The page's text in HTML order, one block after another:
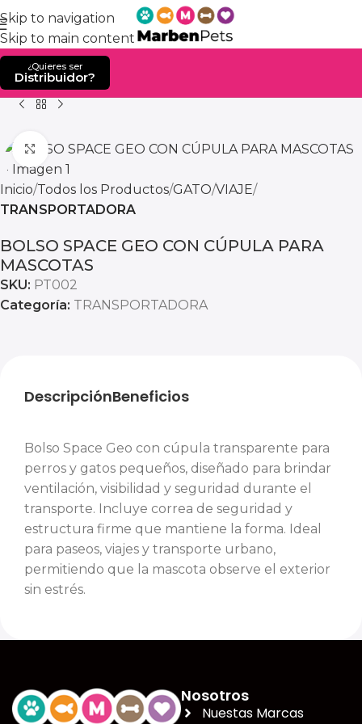
Skip to navigation
Skip to main content
¿Quieres ser
Distribuidor?
Home Producto
Click to enlarge
Inicio Todos los Productos GATO VIAJE
TRANSPORTADORA
BOLSO SPACE GEO CON CÚPULA PARA
MASCOTAS
SKU: PT002
Categoría: TRANSPORTADORA
DescripciónBeneficios
Bolso Space Geo con cúpula transparente para
perros y gatos pequeños, diseñado para brindar
ventilación, visibilidad y seguridad durante el
transporte. Incluye correa de seguridad y
estructura firme que mantiene la forma. Ideal
para paseos, viajes y transporte urbano,
permitiendo que la mascota observe el exterior
sin estrés.
Nosotros
Nuestas Marcas